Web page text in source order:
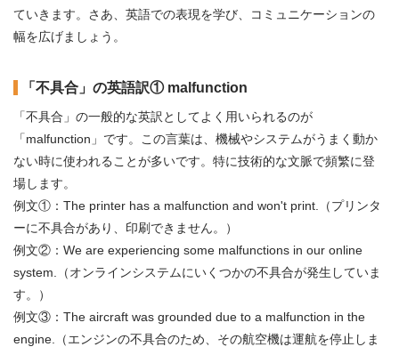
ていきます。さあ、英語での表現を学び、コミュニケーションの
幅を広げましょう。
「不具合」の英語訳① malfunction
「不具合」の一般的な英訳としてよく用いられるのが
「malfunction」です。この言葉は、機械やシステムがうまく動か
ない時に使われることが多いです。特に技術的な文脈で頻繁に登
場します。
例文①：The printer has a malfunction and won't print.（プリンタ
ーに不具合があり、印刷できません。）
例文②：We are experiencing some malfunctions in our online
system.（オンラインシステムにいくつかの不具合が発生していま
す。）
例文③：The aircraft was grounded due to a malfunction in the
engine.（エンジンの不具合のため、その航空機は運航を停止しま